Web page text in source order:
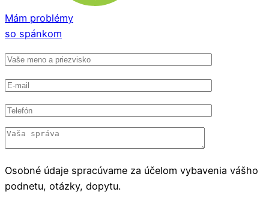
Mám problémy
so spánkom
Osobné údaje spracúvame za účelom vybavenia vášho
podnetu, otázky, dopytu.